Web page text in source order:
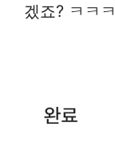
겠죠? ㅋㅋㅋ